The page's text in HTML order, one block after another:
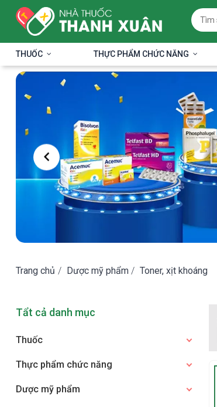
THUỐC THỰC PHẨM CHỨC NĂNG
Trang chủ / Dược mỹ phẩm / Toner, xịt khoáng
Tẩt cả danh mục
Thuốc
Thực phẩm chức năng
Dược mỹ phẩm